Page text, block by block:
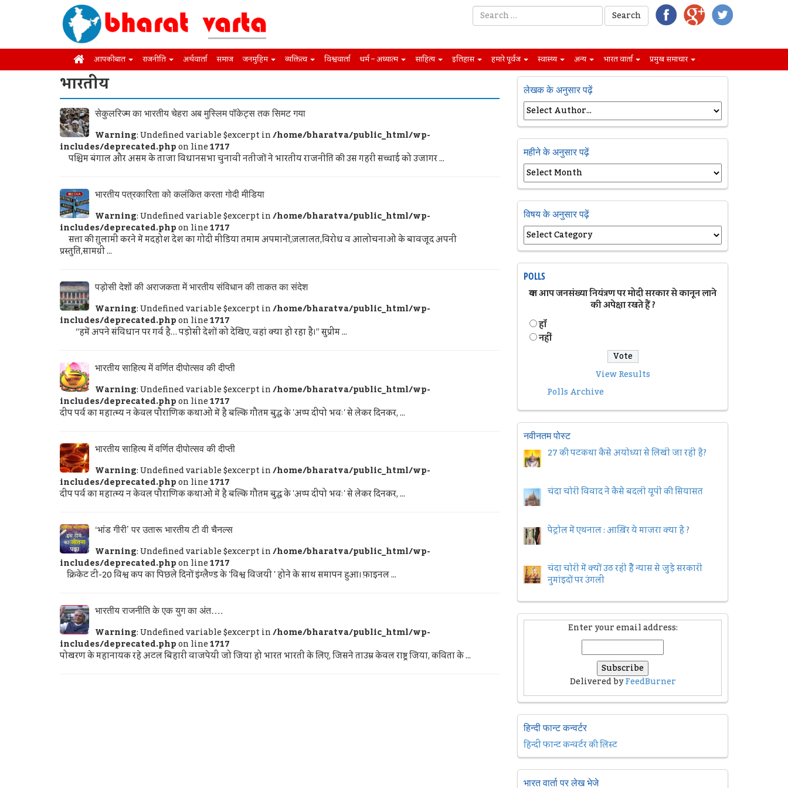
आपकी बात राजनीति अर्थवार्ता समाज जनमुहिम व्यक्तित्व विश्ववार्ता धर्म – अध्यात्म साहित्य इतिहास हमारे पूर्वज स्वास्थ्य अन्य भारत वार्ता प्रमुख समाचार
भारतीय
सेकुलरिज्म का भारतीय चेहरा अब मुस्लिम पॉकेट्स तक सिमट गया
Warning: Undefined variable $excerpt in/home/bharatva/public_html/wp-
includes/deprecated.phpon line1717
पश्चिम बंगाल और असम के ताजा विधानसभा चुनावी नतीजों ने भारतीय राजनीति की उस गहरी सच्चाई को उजागर ...
भारतीय पत्रकारिता को कलंकित करता गोदी मीडिया
Warning: Undefined variable $excerpt in/home/bharatva/public_html/wp-
includes/deprecated.phpon line1717
सत्ता की ग़ुलामी करने में मदहोश देश का गोदी मीडिया तमाम अपमानों,ज़लालत,विरोध व आलोचनाओं के बावजूद अपनी
प्रस्तुति,सामग्री ...
पड़ोसी देशों की अराजकता में भारतीय संविधान की ताकत का संदेश
Warning: Undefined variable $excerpt in/home/bharatva/public_html/wp-
includes/deprecated.phpon line1717
“हमें अपने संविधान पर गर्व है… पड़ोसी देशों को देखिए, वहां क्या हो रहा है।” सुप्रीम ...
भारतीय साहित्य में वर्णित दीपोत्सव की दीप्ती
Warning: Undefined variable $excerpt in/home/bharatva/public_html/wp-
includes/deprecated.phpon line1717
दीप पर्व का महात्म्य न केवल पौराणिक कथाओं में है बल्कि गौतम बुद्ध के 'अप्प दीपो भवः' से लेकर दिनकर, ...
भारतीय साहित्य में वर्णित दीपोत्सव की दीप्ती
Warning: Undefined variable $excerpt in/home/bharatva/public_html/wp-
includes/deprecated.phpon line1717
दीप पर्व का महात्म्य न केवल पौराणिक कथाओं में है बल्कि गौतम बुद्ध के 'अप्प दीपो भवः' से लेकर दिनकर, ...
‘भांड गीरी’ पर उतारू भारतीय टी वी चैनल्स
Warning: Undefined variable $excerpt in/home/bharatva/public_html/wp-
includes/deprecated.phpon line1717
क्रिकेट टी-20 विश्व कप का पिछले दिनों इंग्लैण्ड के 'विश्व विजयी ' होने के साथ समापन हुआ। फ़ाइनल ...
भारतीय राजनीति के एक युग का अंत….
Warning: Undefined variable $excerpt in/home/bharatva/public_html/wp-
includes/deprecated.phpon line1717
पोखरण के महानायक रहे अटल बिहारी वाजपेयी जो जिया हो भारत भारती के लिए, जिसने ताउम्र केवल राष्ट्र जिया, कविता के ...
लेखक के अनुसार पढ़ें
महीने के अनुसार पढ़ें
विषय के अनुसार पढ़ें
POLLS
क्या आप जनसंख्या नियंत्रण पर मोदी सरकार से कानून लाने
की अपेक्षा रखते हैं ?
हॉं
नहीं
View Results
Polls Archive
नवीनतम पोस्ट
27 की पटकथा कैसे अयोध्या से लिखी जा रही है?
चंदा चोरी विवाद ने कैसे बदली यूपी की सियासत
पेट्रोल में एथनाल : आख़िर ये माजरा क्या है ?
चंदा चोरी में क्यों उठ रही हैैं न्यास से जुड़े सरकारी
नुमांइदों पर उंगली
Enter your email address:
Delivered byFeedBurner
हिन्दी फान्ट कन्वर्टर
हिन्दी फान्ट कन्वर्टर की लिस्ट
भारत वार्ता पर लेख भेजे